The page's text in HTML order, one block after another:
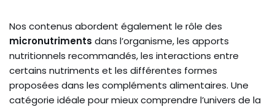
Nos contenus abordent également le rôle des
micronutriments dans l’organisme, les apports
nutritionnels recommandés, les interactions entre
certains nutriments et les différentes formes
proposées dans les compléments alimentaires. Une
catégorie idéale pour mieux comprendre l’univers de la